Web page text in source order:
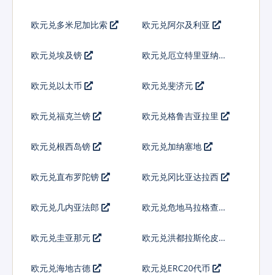
欧元兑多米尼加比索 欧元兑阿尔及利亚
欧元兑埃及镑
欧元兑厄立特里亚纳克
欧元兑以太币 欧元兑斐济元
欧元兑福克兰镑 欧元兑格鲁吉亚拉里
欧元兑根西岛镑 欧元兑加纳塞地
欧元兑直布罗陀镑 欧元兑冈比亚达拉西
欧元兑几内亚法郎 欧元兑危地马拉格查尔
欧元兑圭亚那元 欧元兑洪都拉斯伦皮拉
欧元兑海地古德 欧元兑ERC20代币